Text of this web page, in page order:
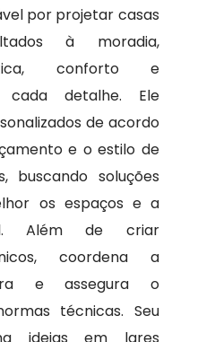
por projetar casas
à moradia,
conforto e
cada detalhe. Ele
de acordo
e o estilo de
buscando soluções
os espaços e a
Além de criar
coordena a
e assegura o
técnicas. Seu